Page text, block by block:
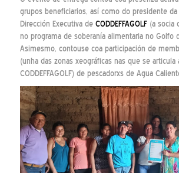
grupos beneficiarios, así como do presidente
Dirección Executiva de CODDEFFAGOLF(a socia
no programa de soberanía alimentaria no Golfo
Asimesmo, contouse coa participación de
(unha das zonas xeográficas nas que se articula
CODDEFFAGOLF) de pescadorxs de Agua